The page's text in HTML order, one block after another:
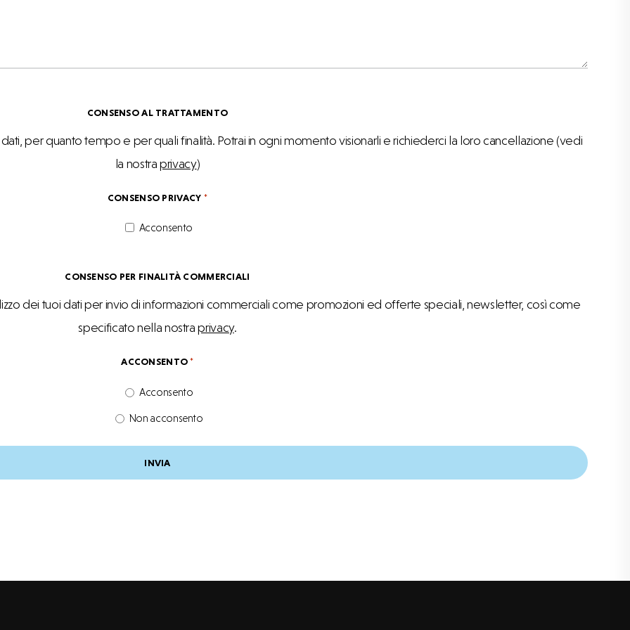
CONSENSO AL TRATTAMENTO
per quanto tempo e per quali finalità. Potrai in ogni momento visionarli e richiederci la loro cancellazione (vedi
la nostraprivacy)
CONSENSO PRIVACY *
Acconsento
CONSENSO PER FINALITÀ COMMERCIALI
dei tuoi dati per invio di informazioni commerciali come promozioni ed offerte speciali, newsletter, così come
specificato nella nostraprivacy.
ACCONSENTO *
Acconsento
Non acconsento